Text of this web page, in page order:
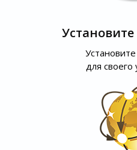
для своего